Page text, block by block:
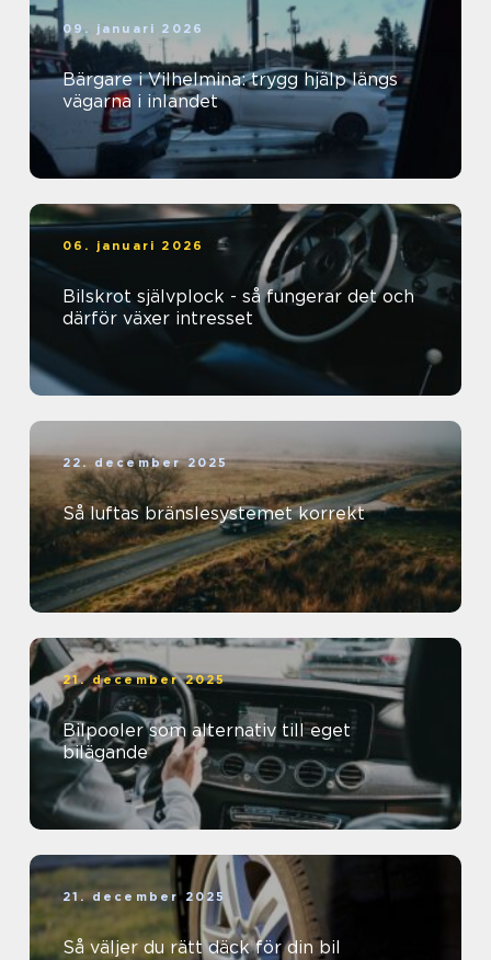
09. januari 2026
Bärgare i Vilhelmina: trygg hjälp längs
vägarna i inlandet
06. januari 2026
Bilskrot självplock - så fungerar det och
därför växer intresset
22. december 2025
Så luftas bränslesystemet korrekt
21. december 2025
Bilpooler som alternativ till eget
bilägande
21. december 2025
Så väljer du rätt däck för din bil